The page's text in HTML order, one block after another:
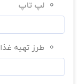
لپ تاپ
طرز تهیه غذا